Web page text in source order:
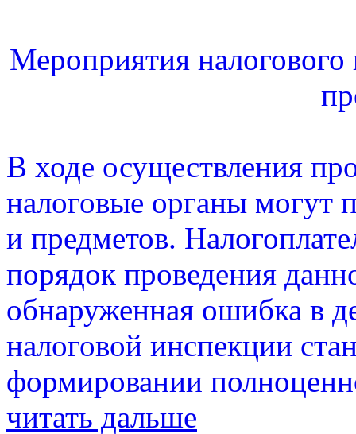
Мероприятия
В ходе осуществления
налоговые органы могут
и предметов.
порядок проведения
обнаруженная ошибка в
налоговой инспекции
формировании
читать дальше